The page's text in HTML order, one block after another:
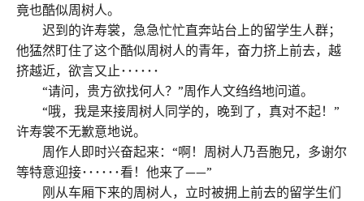
竟也酷似周树人。
迟到的许寿裳，急急忙忙直奔站台上的留学生人群；
他猛然盯住了这个酷似周树人的青年，奋力挤上前去，越
挤越近，欲言又止･･････
“请问，贵方欲找何人？”周作人文绉绉地问道。
“哦，我是来接周树人同学的，晚到了，真对不起！”
许寿裳不无歉意地说。
周作人即时兴奋起来：“啊！周树人乃吾胞兄，多谢尔
等特意迎接･･････看！他来了——”
刚从车厢下来的周树人，立时被拥上前去的留学生们